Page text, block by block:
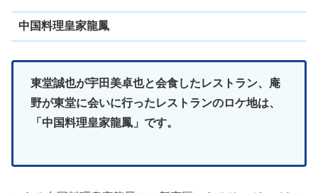
中国料理皇家龍鳳
東堂誠也が宇田美卓也と会食したレストラン、庵
野が東堂に会いに行ったレストランのロケ地は、
「中国料理皇家龍鳳」です。